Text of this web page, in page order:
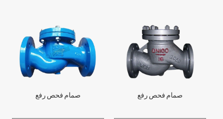
صمام فحص رفع صمام فحص رفع